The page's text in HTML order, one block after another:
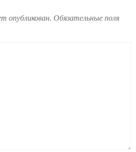
опубликован. Обязательные поля